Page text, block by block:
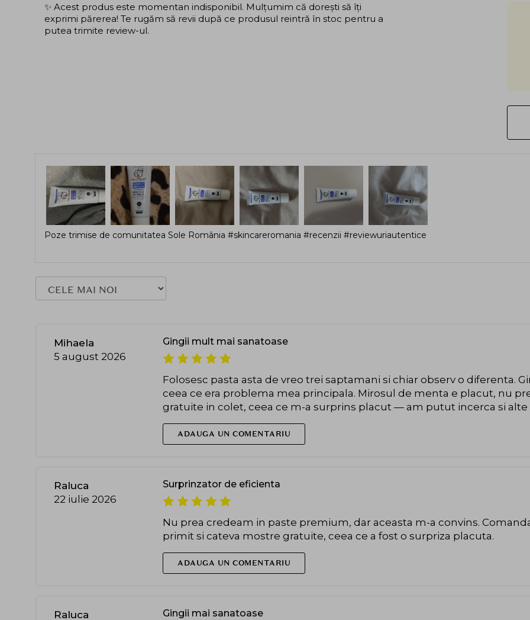
✨ Acest produs este momentan indisponibil. Mulțumim că dorești să îți
exprimi părerea! Te rugăm să revii după ce produsul reintră în stoc pentru a
putea trimite review-ul.
Poze trimise de comunitatea Sole România #skincareromania #recenzii #reviewuriautentice
Mihaela
5 august 2026
Gingii mult mai sanatoase
Folosesc pasta asta de vreo trei saptamani si chiar observ o diferenta.
ceea ce era problema mea principala. Mirosul de menta e placut, nu
gratuite in colet, ceea ce m-a surprins placut — am putut incerca si
ADAUGA UN COMENTARIU
Raluca
22 iulie 2026
Surprinzator de eficienta
Nu prea credeam in paste premium, dar aceasta m-a convins.
primit si cateva mostre gratuite, ceea ce a fost o surpriza placuta.
ADAUGA UN COMENTARIU
Raluca Gingii mai sanatoase